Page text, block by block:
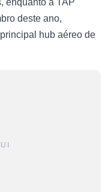
enquanto a TAP
deste ano,
hub aéreo de